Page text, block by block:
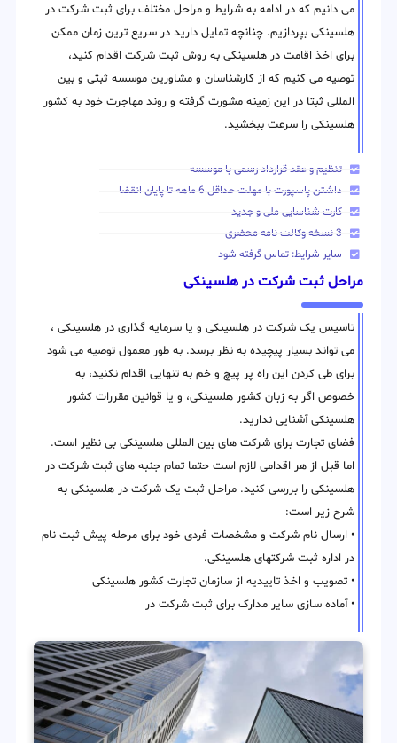
می دانیم که در ادامه به شرایط و مراحل مختلف برای ثبت شرکت در
هلسینکی بپردازیم. چنانچه تمایل دارید در سریع ترین زمان ممکن
برای اخذ اقامت در هلسینکی به روش ثبت شرکت اقدام کنید،
توصیه می کنیم که از کارشناسان و مشاورین موسسه ثبتی و بین
المللی ثبتا در این زمینه مشورت گرفته و روند مهاجرت خود به کشور
هلسینکی را سرعت ببخشید.
تنظیم و عقد قرارداد رسمی با موسسه
داشتن پاسپورت با مهلت حداقل 6 ماهه تا پایان انقضا
کارت شناسایی ملی و جدید
3 نسخه وکالت نامه محضری
سایر شرایط: تماس گرفته شود
مراحل ثبت شرکت در هلسینکی
تاسیس یک شرکت در هلسینکی و یا سرمایه گذاری در هلسینکی ،
می تواند بسیار پیچیده به نظر برسد. به طور معمول توصیه می شود
برای طی کردن این راه پر پیچ و خم به تنهایی اقدام نکنید، به
خصوص اگر به زبان کشور هلسینکی، و یا قوانین مقررات کشور
هلسینکی آشنایی ندارید.
فضای تجارت برای شرکت های بین المللی هلسینکی بی نظیر است.
اما قبل از هر اقدامی لازم است حتما تمام جنبه های ثبت شرکت در
هلسینکی را بررسی کنید. مراحل ثبت یک شرکت در هلسینکی به
شرح زیر است:
• ارسال نام شرکت و مشخصات فردی خود برای مرحله پیش ثبت نام
در اداره ثبت شرکتهای هلسینکی.
• تصویب و اخذ تاییدیه از سازمان تجارت کشور هلسینکی
• آماده سازی سایر مدارک برای ثبت شرکت در